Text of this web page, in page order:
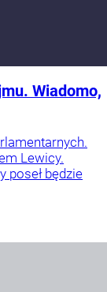
Wiadomo,
Lewicy.
poseł będzie